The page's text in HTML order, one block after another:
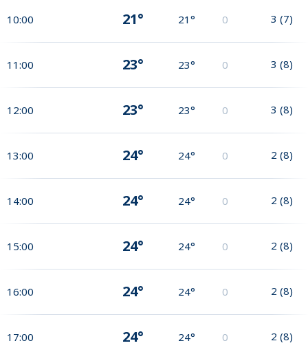
10:00 21° 21° 0 3 (7)
11:00 23° 23° 0 3 (8)
12:00 23° 23° 0 3 (8)
13:00 24° 24° 0 2 (8)
14:00 24° 24° 0 2 (8)
15:00 24° 24° 0 2 (8)
16:00 24° 24° 0 2 (8)
17:00 24° 24° 0 2 (8)